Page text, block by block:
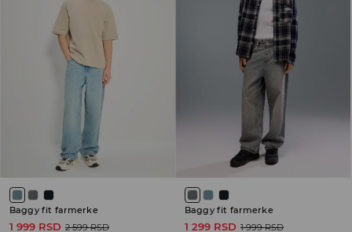
Baggy fit farmerke
1 999 RSD 2 599 RSD
Baggy fit farmerke
1 299 RSD 1 999 RSD